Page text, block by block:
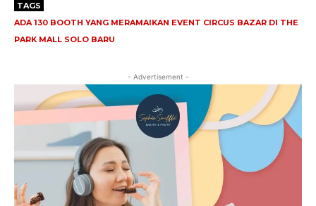
TAGS
ADA 130 BOOTH YANG MERAMAIKAN EVENT CIRCUS BAZAR DI THE
PARK MALL SOLO BARU
- Advertisement -